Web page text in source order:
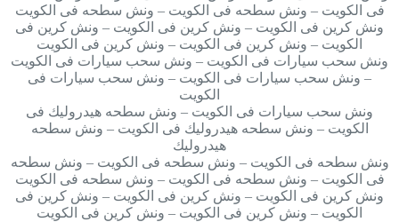
فى الكويت – ونش سطحه فى الكويت – ونش سطحه فى الكويت
ونش كرين فى الكويت – ونش كرين فى الكويت – ونش كرين فى
الكويت – ونش كرين فى الكويت – ونش كرين فى الكويت
ونش سحب سيارات فى الكويت – ونش سحب سيارات فى الكويت
– ونش سحب سيارات فى الكويت – ونش سحب سيارات فى
الكويت
ونش سحب سيارات فى الكويت – ونش سطحه هيدروليك فى
الكويت – ونش سطحه هيدروليك فى الكويت – ونش سطحه
هيدروليك
ونش سطحه فى الكويت – ونش سطحه فى الكويت – ونش سطحه
فى الكويت – ونش سطحه فى الكويت – ونش سطحه فى الكويت
ونش كرين فى الكويت – ونش كرين فى الكويت – ونش كرين فى
الكويت – ونش كرين فى الكويت – ونش كرين فى الكويت